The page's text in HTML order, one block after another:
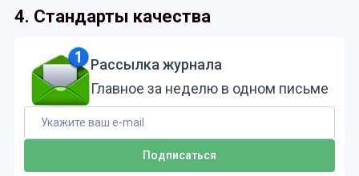
4. Стандарты качества
Рассылка журнала
Главное за неделю в одном письме